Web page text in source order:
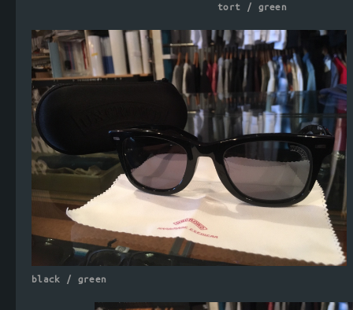
tort / green
black / green